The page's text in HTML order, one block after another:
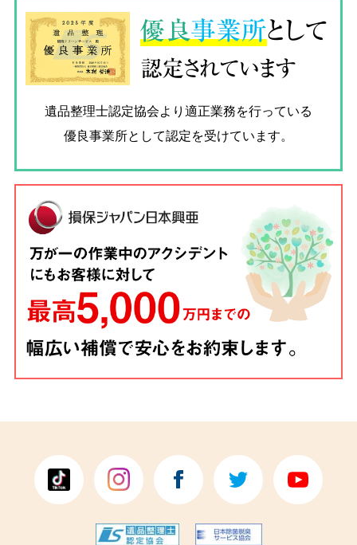
優良事業所として
認定されています
遺品整理士認定協会より適正業務を行っている
優良事業所として認定を受けています。